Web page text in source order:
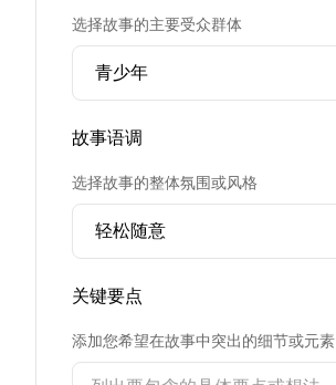
选择故事的主要受众群体
故事语调
选择故事的整体氛围或风格
关键要点
添加您希望在故事中突出的细节或元素